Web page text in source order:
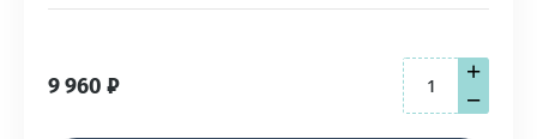
9 960 ₽
−
+